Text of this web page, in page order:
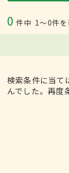
0 件中 1〜0件
検索条件に当て
んでした。再度